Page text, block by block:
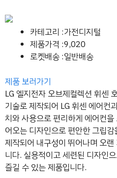
카테고리 :가전디지털
제품가격 :9,020
로켓배송 :일반배송
제품 보러가기
LG 엘지전자 오브제컬렉션 휘센
기술로 제작되어 LG 휘센 에어컨
치와 사용으로 편리하게 에어컨
어오는 디자인으로 편안한 그립
제작되어 내구성이 뛰어나며 오
니다. 실용적이고 세련된 디자인
즐길 수 있는 제품입니다.